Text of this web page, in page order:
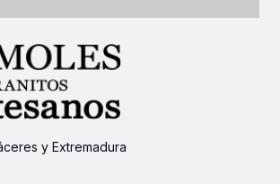
y Extremadura